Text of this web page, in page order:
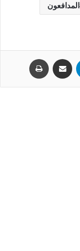
المدافعون
تيلقرام مشاركة عبر البريد